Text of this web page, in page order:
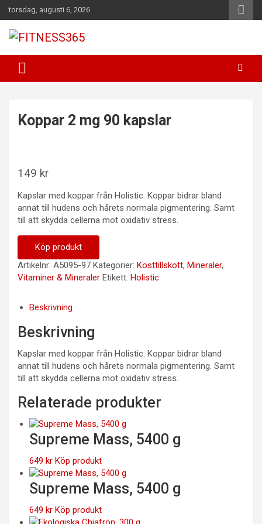
Hoppa
till
innehåll
torsdag, augusti 6, 2026
FITNESS365
Koppar 2 mg 90 kapslar
149 kr
Kapslar med koppar från Holistic. Koppar bidrar bland
annat till hudens och hårets normala pigmentering. Samt
till att skydda cellerna mot oxidativ stress.
Köp produkt
Artikelnr: A5095-97 Kategorier: Kosttillskott, Mineraler,
Vitaminer & Mineraler Etikett: Holistic
Beskrivning
Beskrivning
Kapslar med koppar från Holistic. Koppar bidrar bland
annat till hudens och hårets normala pigmentering. Samt
till att skydda cellerna mot oxidativ stress.
Relaterade produkter
Supreme Mass, 5400 g
649 kr Köp produkt
Supreme Mass, 5400 g
649 kr Köp produkt